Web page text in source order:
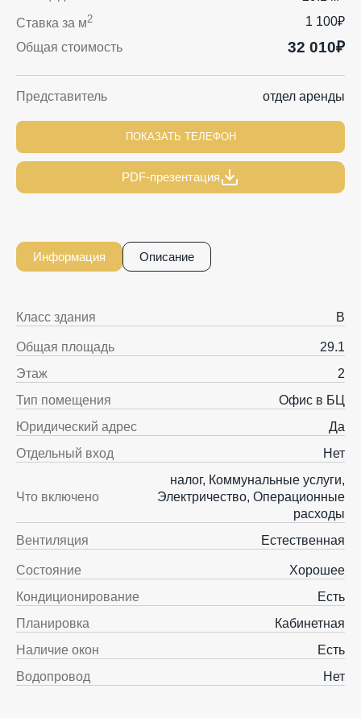
Ставка за м2
1 100₽
Общая стоимость
32 010₽
Представитель отдел аренды
ПОКАЗАТЬ ТЕЛЕФОН
PDF-презентация
Информация Описание
Класс здания B
Общая площадь
29.1
Этаж
2
Тип помещения
Офис в БЦ
Юридический адрес
Да
Отдельный вход
Нет
Что включено
налог, Коммунальные услуги,
Электричество, Операционные
расходы
Вентиляция
Естественная
Состояние
Хорошее
Кондиционирование
Есть
Планировка
Кабинетная
Наличие окон
Есть
Водопровод
Нет